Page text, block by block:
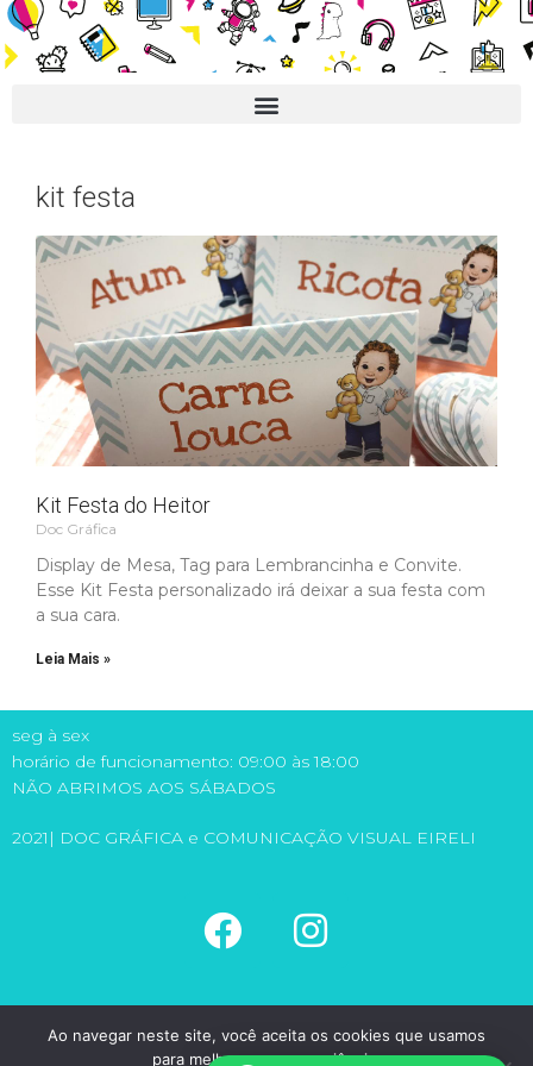
kit festa
Kit Festa do Heitor
Doc Gráfica
Display de Mesa, Tag para Lembrancinha e Convite.
Esse Kit Festa personalizado irá deixar a sua festa com
a sua cara.
Leia Mais »
seg à sex
horário de funcionamento: 09:00 às 18:00
NÃO ABRIMOS AOS SÁBADOS
2021| DOC GRÁFICA e COMUNICAÇÃO VISUAL EIRELI
(11) 5581-6149
(11) 98971-1315
Ao navegar neste site, você aceita os cookies que usamos
para melhorar sua experiência.